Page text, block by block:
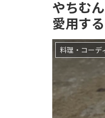
やちむ
愛用す
料理・コーデ